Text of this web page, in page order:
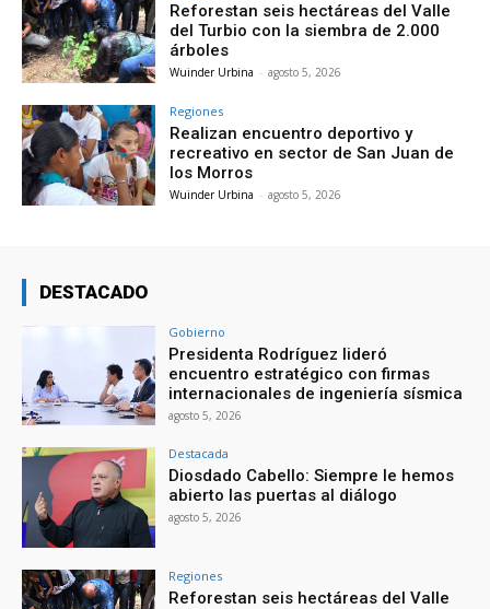
Reforestan seis hectáreas del Valle
del Turbio con la siembra de 2.000
árboles
Wuinder Urbina - agosto 5, 2026
Regiones
Realizan encuentro deportivo y
recreativo en sector de San Juan de
los Morros
Wuinder Urbina - agosto 5, 2026
DESTACADO
Gobierno
Presidenta Rodríguez lideró
encuentro estratégico con firmas
internacionales de ingeniería sísmica
agosto 5, 2026
Destacada
Diosdado Cabello: Siempre le hemos
abierto las puertas al diálogo
agosto 5, 2026
Regiones
Reforestan seis hectáreas del Valle